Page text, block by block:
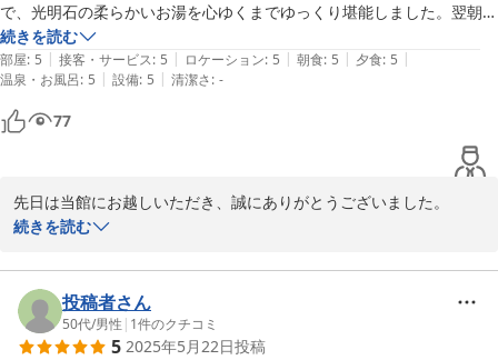
で、光明石の柔らかいお湯を心ゆくまでゆっくり堪能しました。翌朝は
朝風呂の後、無人の清水寺を散策し、ゆっくりと朝ご飯をいただきまし
た。皆様の飾らない、でも心を尽くした御対応のおかげでエネルギーチ
ャージができました。ホスピタリティってこういうことかと感銘を受け
ました。ありがとうございました。次は紅葉の季節にまたお邪魔したい
です。
続きを読む
部屋: 5 | 接客・サービス: 5 | ロケーション: 5 | 朝食: 5 | 夕食: 5 |
温泉・お風呂: 5 | 設備: 5 | 清潔さ: -
77
先日は当館にお越しいただき、誠にありがとうございました。
当館には豪奢な設備も贅を尽くしたお料理もありません。あるのは
さに満ちた空間だけですがご満足いただけたようで幸いです。
数々のお褒めのお言葉をありがとうございます。励みにさせていた
だきます。
是非またお越しください。
続きを読む
投稿者さん
50代/男性 | 1件のクチコミ
5 2025年5月22日投稿